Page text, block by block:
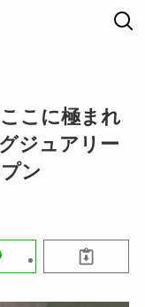
こに極まれ
ジュアリー
ン